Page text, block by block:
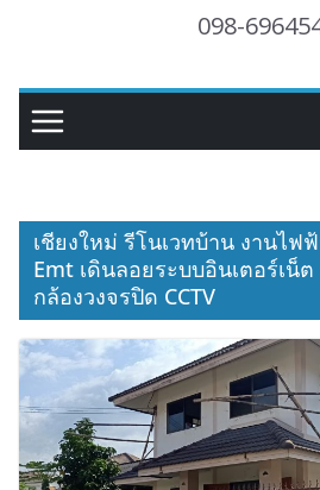
098-
เชียงใหม่ รีโนเวทบ้าน งานไฟ
Emt เดินลอยระบบอินเตอร์เน็
กล้องวงจรปิด CCTV